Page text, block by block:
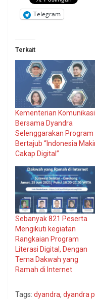
Telegram
Terkait
Kementerian Komunikasi
Bersama Dyandra
Selenggarakan Program
Bertajub “Indonesia
Cakap Digital”
Sebanyak 821 Peserta
Mengikuti kegiatan
Rangkaian Program
Literasi Digital, Dengan
Tema Dakwah yang
Ramah di Internet
Tags: dyandra, dyandra